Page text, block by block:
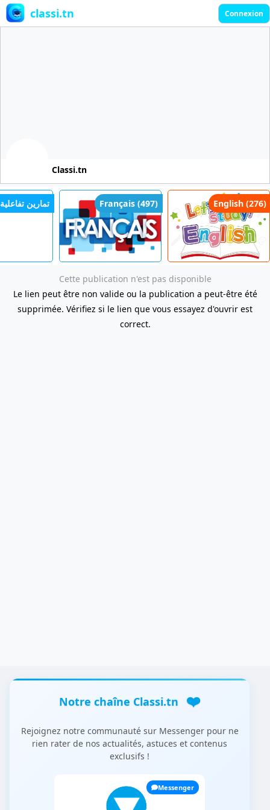
classi.tn Connexion
Classi.tn
تمارين Français (497) English (276)
Cette publication n'est pas disponible
Le lien peut être non valide ou la publication a peut-être été
supprimée. Vérifiez si le lien que vous essayez d'ouvrir est
correct.
Notre chaîne Classi.tn ❤️
Rejoignez notre communauté sur Messenger pour ne
rien rater de nos actualités, astuces et contenus
exclusifs !
Messenger